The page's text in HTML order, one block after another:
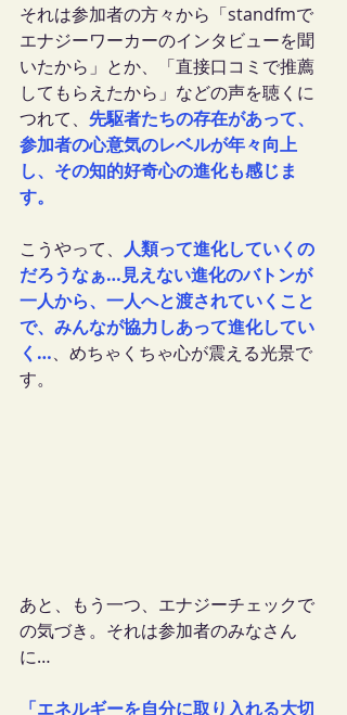
それは参加者の方々から「standfmで
エナジーワーカーのインタビューを聞
いたから」とか、「直接口コミで推薦
してもらえたから」などの声を聴くに
つれて、 先駆者たちの存在があって、
参加者の心意気のレベルが年々向上
し、その知的好奇心の進化も感じま
す。
こうやって、 人類って進化していくの
だろうなぁ…見えない進化のバトンが
一人から、一人へと渡されていくこと
で、みんなが協力しあって進化してい
く…、めちゃくちゃ心が震える光景で
す。
あと、もう一つ、エナジーチェックで
の気づき。それは参加者のみなさん
に…
「エネルギーを自分に取り入れる大切